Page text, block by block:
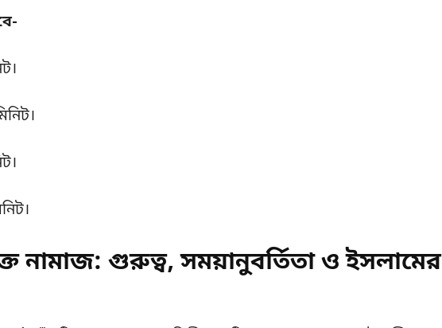
নামাজ: গুরুত্ব, সময়ানুবর্তিতা ও ইসলামের